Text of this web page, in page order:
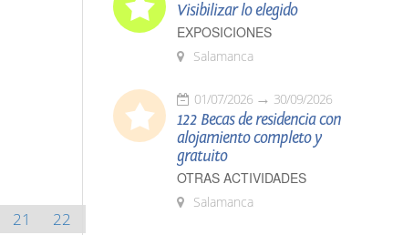
21
22
Visibilizar lo elegido
EXPOSICIONES
Salamanca
01/07/2026 30/09/2026
122 Becas de residencia con
alojamiento completo y
gratuito
OTRAS ACTIVIDADES
Salamanca